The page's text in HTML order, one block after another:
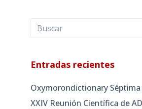
Entradas recientes
Oxymorondictionary
XXIV Reunión Científica de